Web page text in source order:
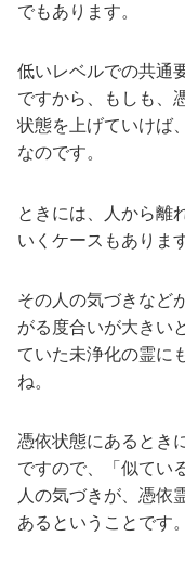
でもあります。
低いレベルでの共通
ですから、もしも、
状態を上げていけば
なのです。
ときには、人から離
いくケースもありま
その人の気づきなど
がる度合いが大きい
ていた未浄化の霊に
ね。
憑依状態にあるとき
ですので、「似てい
人の気づきが、憑依
あるということです。